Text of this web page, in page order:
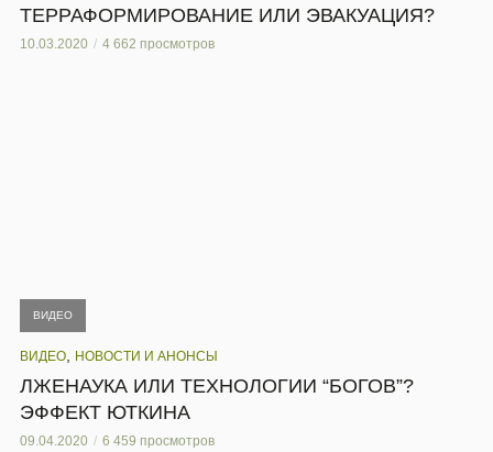
ТЕРРАФОРМИРОВАНИЕ ИЛИ ЭВАКУАЦИЯ?
10.03.2020 4 662 просмотров
ВИДЕО
ВИДЕО НОВОСТИ И АНОНСЫ
ЛЖЕНАУКА ИЛИ ТЕХНОЛОГИИ “БОГОВ”?
ЭФФЕКТ ЮТКИНА
09.04.2020 6 459 просмотров